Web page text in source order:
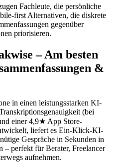
Fachleute, die persönliche
first Alternativen, die diskrete
gegenüber
priorisieren.
– Am besten
&
in einen leistungsstarken KI-
(bei
einer 4,9★ App Store-
liefert es Ein-Klick-KI-
Gespräche in Sekunden in
– perfekt für Berater, Freelancer
aufnehmen.